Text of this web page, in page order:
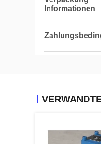
Informationen